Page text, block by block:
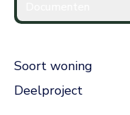
FeatureValue
Soort woning
Deelproject